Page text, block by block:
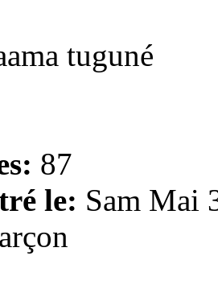
tuguné
87
le: Sam Mai